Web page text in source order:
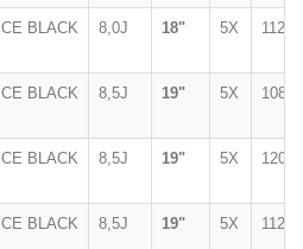
ICE BLACK 8,0J 18" 5X 112
ICE BLACK 8,5J 19" 5X 108
ICE BLACK 8,5J 19" 5X 120
ICE BLACK 8,5J 19" 5X 112